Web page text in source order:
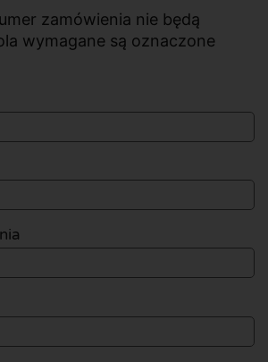
zamówienia nie będą
wymagane są oznaczone